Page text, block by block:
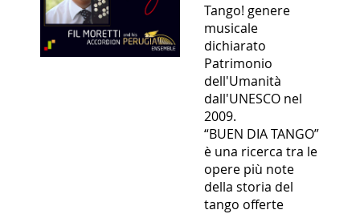
Tango! genere
musicale
dichiarato
Patrimonio
dell'Umanità
dall'UNESCO nel
2009.
“BUEN DIA TANGO”
è una ricerca tra le
opere più note
della storia del
tango offerte